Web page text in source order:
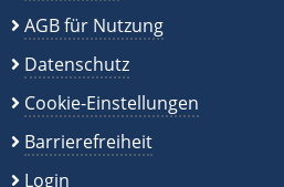
AGB für Nutzung
Datenschutz
Cookie-Einstellungen
Barrierefreiheit
Login